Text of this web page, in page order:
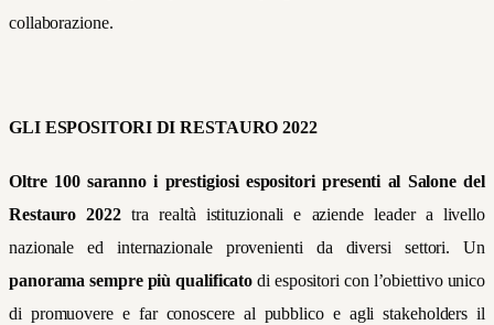
collaborazione.
GLI ESPOSITORI DI RESTAURO 2022
Oltre 100 saranno i prestigiosi espositori presenti al Salone del
Restauro 2022tra realtà istituzionali e aziende leader a livello
nazionale ed internazionale provenienti da diversi settori. Un
panorama sempre più qualificato di espositori con l’obiettivo unico
di promuovere e far conoscere al pubblico e agli stakeholders il